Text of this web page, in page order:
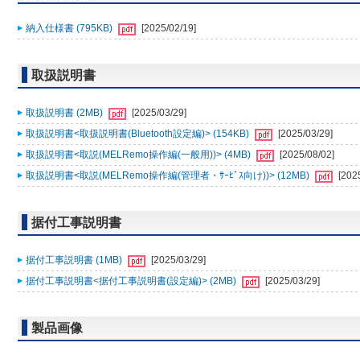
納入仕様書 (795KB) [2025/02/19]
取扱説明書
取扱説明書 (2MB)
[2025/03/29]
取扱説明書<取扱説明書(Bluetooth設定編)> (154KB)
[2025/03/29]
取扱説明書<取説(MELRemo操作編(一般用))> (4MB)
[2025/08/02]
取扱説明書<取説(MELRemo操作編(管理者・ｻｰﾋﾞｽ向け))> (12MB)
据付工事説明書
据付工事説明書 (1MB)
[2025/03/29]
据付工事説明書<据付工事説明書(設定編)> (2MB)
[2025/03/29]
製品画像